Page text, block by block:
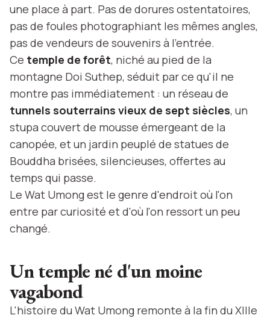
une place à part. Pas de dorures ostentatoires,
pas de foules photographiant les mêmes angles,
pas de vendeurs de souvenirs à l'entrée.
Ce temple de forêt, niché au pied de la
montagne Doi Suthep, séduit par ce qu'il ne
montre pas immédiatement : un réseau de
tunnels souterrains vieux de sept siècles, un
stupa couvert de mousse émergeant de la
canopée, et un jardin peuplé de statues de
Bouddha brisées, silencieuses, offertes au
temps qui passe.
Le Wat Umong est le genre d'endroit où l'on
entre par curiosité et d'où l'on ressort un peu
changé.
Un temple né d'un moine
vagabond
L'histoire du Wat Umong remonte à la fin du XIIIe